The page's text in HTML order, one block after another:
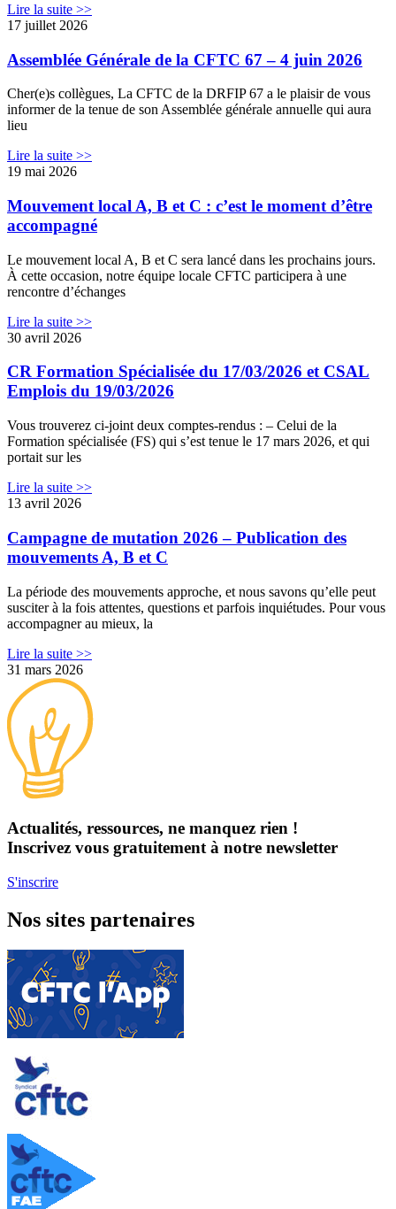
Lire la suite >>
17 juillet 2026
Assemblée Générale de la CFTC 67 – 4 juin 2026
Cher(e)s collègues, La CFTC de la DRFIP 67 a le plaisir de vous
informer de la tenue de son Assemblée générale annuelle qui aura
lieu
Lire la suite >>
19 mai 2026
Mouvement local A, B et C : c’est le moment d’être
accompagné
Le mouvement local A, B et C sera lancé dans les prochains jours.
À cette occasion, notre équipe locale CFTC participera à une
rencontre d’échanges
Lire la suite >>
30 avril 2026
CR Formation Spécialisée du 17/03/2026 et CSAL
Emplois du 19/03/2026
Vous trouverez ci-joint deux comptes-rendus : – Celui de la
Formation spécialisée (FS) qui s’est tenue le 17 mars 2026, et qui
portait sur les
Lire la suite >>
13 avril 2026
Campagne de mutation 2026 – Publication des
mouvements A, B et C
La période des mouvements approche, et nous savons qu’elle peut
susciter à la fois attentes, questions et parfois inquiétudes. Pour vous
accompagner au mieux, la
Lire la suite >>
31 mars 2026
Actualités, ressources, ne manquez rien !
Inscrivez vous gratuitement à notre newsletter
S'inscrire
Nos sites partenaires